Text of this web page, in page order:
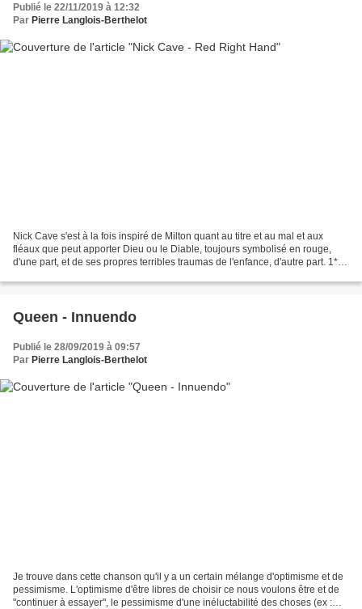
Publié le 22/11/2019 à 12:32
Par Pierre Langlois-Berthelot
Nick Cave s'est à la fois inspiré de Milton quant au titre et au mal et aux
fléaux que peut apporter Dieu ou le Diable, toujours symbolisé en rouge,
d'une part, et de ses propres terribles traumas de l'enfance, d'autre part. 1*
Queen - Innuendo
Publié le 28/09/2019 à 09:57
Par Pierre Langlois-Berthelot
Je trouve dans cette chanson qu'il y a un certain mélange d'optimisme et de
pessimisme. L'optimisme d'être libres de choisir ce nous voulons être et de
"continuer à essayer", le pessimisme d'une inéluctabilité des choses (ex :